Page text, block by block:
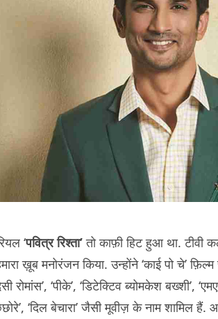
‘पवित्र रिश्ता’तो काफ़ी हिट हुआ था. टीवी
ख़ूब मनोरंजन किया. उन्होंने ‘काई पो चे’
रोमांस’, ‘पीके’, ‘डिटेक्टिव ब्योमकेश बख्शी’,
‘दिल बेचारा’ जैसी मूवीज़ के नाम